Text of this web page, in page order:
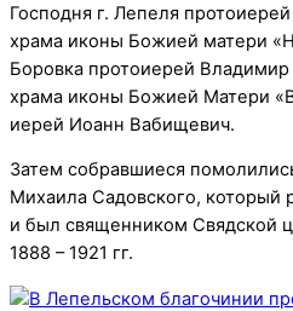
Господня г. Лепеля
храма иконы Божией матери
Боровка протоиерей
храма иконы Божией Матери
иерей Иоанн Вабищевич.
Затем собравшиеся
Михаила Садовского, который
и был священником Свядской
1888 – 1921 гг.